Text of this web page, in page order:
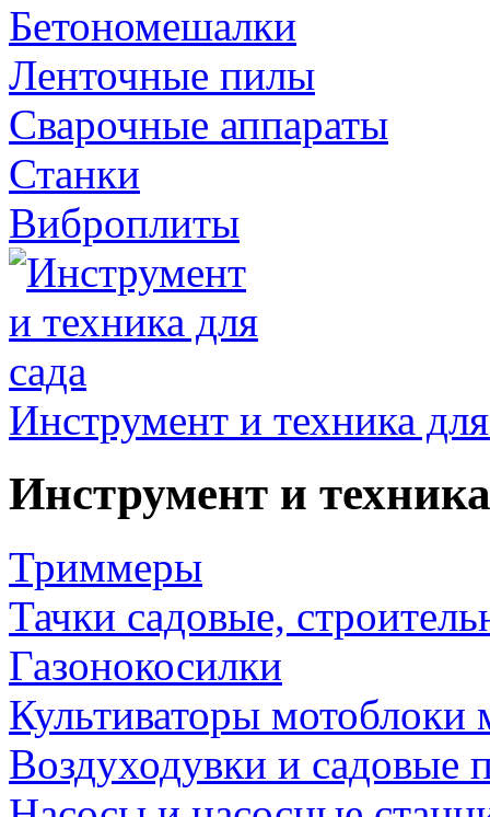
Бетономешалки
Ленточные пилы
Сварочные аппараты
Станки
Виброплиты
Инструмент и техника
Инструмент и
Триммеры
Тачки садовые,
Газонокосилки
Культиваторы мотоблоки
Воздуходувки и садовые